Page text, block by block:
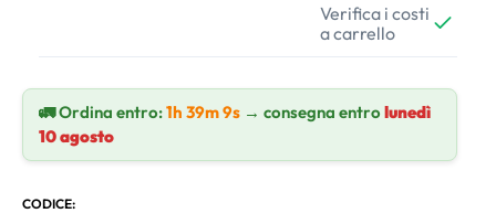
Verifica i costi
a carrello
🚛 Ordina entro:1h 39m 8s→ consegna entrolunedì
10 agosto
CODICE: